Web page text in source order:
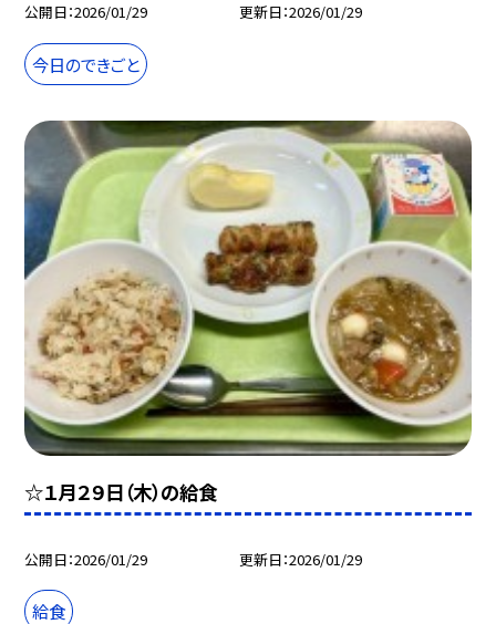
公開日 2026/01/29 更新日 2026/01/29
今日のできごと
☆１月２９日（木）の給食
公開日 2026/01/29 更新日 2026/01/29
給食